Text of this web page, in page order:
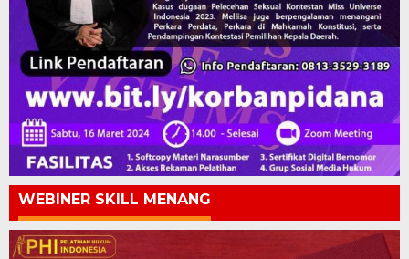
WEBINER SKILL MENANG